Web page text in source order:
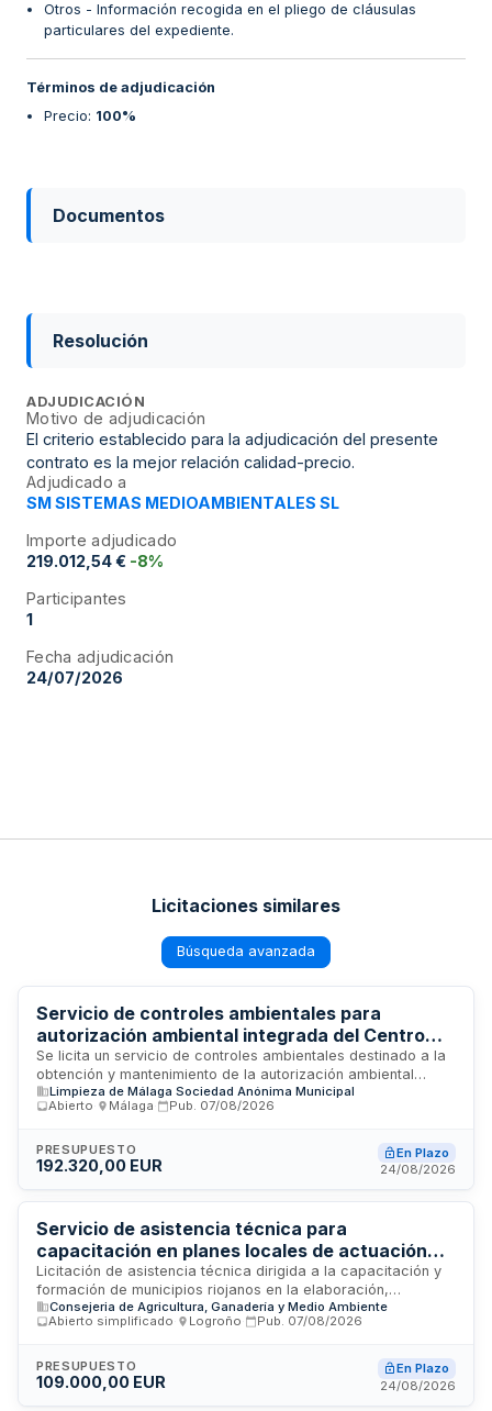
Otros - Información recogida en el pliego de cláusulas
particulares del expediente.
Términos de adjudicación
Precio: 100%
Documentos
Resolución
ADJUDICACIÓN
Motivo de adjudicación
El criterio establecido para la adjudicación del presente
contrato es la mejor relación calidad-precio.
Adjudicado a
SM SISTEMAS MEDIOAMBIENTALES SL
Importe adjudicado
219.012,54 € -8%
Participantes
1
Fecha adjudicación
24/07/2026
Licitaciones similares
Búsqueda avanzada
Servicio de controles ambientales para
autorización ambiental integrada del Centro
Ambiental de Málaga
Se licita un servicio de controles ambientales destinado a la
obtención y mantenimiento de la autorización ambiental
integrada del Centro Ambiental de Málaga. La entidad
contratante carece de profesionales especializados en
mercado mediante procedimiento abierto. El contrato tiene
naturaleza de tracto sucesivo con duración inicial de
limitativo determinado conforme a consumos anteriores y
precios de mercado.
Limpieza de Málaga Sociedad Anónima Municipal
Abierto
Málaga Pub. 07/08/2026
PRESUPUESTO
192.320,00 EUR
En Plazo
24/08/2026
Servicio de asistencia técnica para
capacitación en planes locales de actuación
ante altas temperaturas en municipios de La
Rioja
Licitación de asistencia técnica dirigida a la capacitación y
formación de municipios riojanos en la elaboración,
promoción y aplicación de planes locales de actuación ante
altas temperaturas. El servicio, financiado por la Comunidad
Ambiental y Recursos Hídricos, pretende fortalecer la
preparación de los gobiernos locales frente a eventos de
Consejeria de Agricultura, Ganadería y Medio Ambiente
Abierto simplificado
Logroño Pub. 07/08/2026
PRESUPUESTO
109.000,00 EUR
En Plazo
24/08/2026